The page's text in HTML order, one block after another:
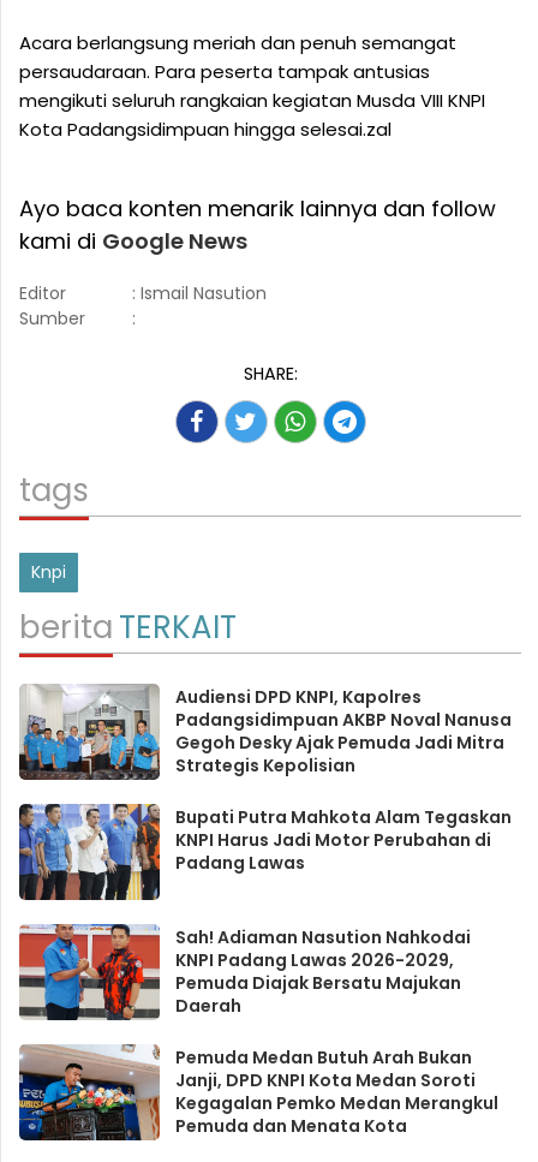
Acara berlangsung meriah dan penuh semangat
persaudaraan. Para peserta tampak antusias
mengikuti seluruh rangkaian kegiatan Musda VIII KNPI
Kota Padangsidimpuan hingga selesai.zal
Ayo baca konten menarik lainnya dan follow
kami di Google News
Editor
: Ismail Nasution
Sumber
:
SHARE:
tags
Knpi
beritaTERKAIT
Audiensi DPD KNPI, Kapolres
Padangsidimpuan AKBP Noval Nanusa
Gegoh Desky Ajak Pemuda Jadi Mitra
Strategis Kepolisian
Bupati Putra Mahkota Alam Tegaskan
KNPI Harus Jadi Motor Perubahan di
Padang Lawas
Sah! Adiaman Nasution Nahkodai
KNPI Padang Lawas 2026-2029,
Pemuda Diajak Bersatu Majukan
Daerah
Pemuda Medan Butuh Arah Bukan
Janji, DPD KNPI Kota Medan Soroti
Kegagalan Pemko Medan Merangkul
Pemuda dan Menata Kota